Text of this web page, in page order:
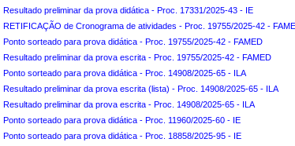
Resultado preliminar da prova didática - Proc. 17331/2025-43 - IE
RETIFICAÇÃO de Cronograma de atividades - Proc. 19755/2025-42 -
Ponto sorteado para prova didática - Proc. 19755/2025-42 - FAMED
Resultado preliminar da prova escrita - Proc. 19755/2025-42 - FAMED
Ponto sorteado para prova didática - Proc. 14908/2025-65 - ILA
Resultado preliminar da prova escrita (lista) - Proc. 14908/2025-65 - ILA
Resultado preliminar da prova escrita - Proc. 14908/2025-65 - ILA
Ponto sorteado para prova didática - Proc. 11960/2025-60 - IE
Ponto sorteado para prova didática - Proc. 18858/2025-95 - IE